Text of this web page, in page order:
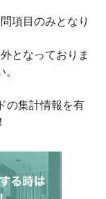
項目のみとなり
となっておりま
の集計情報を有